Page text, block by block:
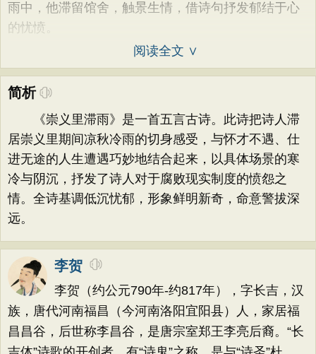
雨中，他滞留馆舍，触景生情，借诗句抒发郁结于心
的忧愤。
阅读全文 ∨
简析
《崇义里滞雨》是一首五言古诗。此诗把诗人滞
居崇义里期间凉秋冷雨的切身感受，与怀才不遇、仕
进无途的人生遭遇巧妙地结合起来，以具体场景的寒
冷与阴沉，抒发了诗人对于腐败现实制度的愤怨之
情。全诗基调低沉忧郁，形象鲜明新奇，命意警拔深
远。
李贺
李贺（约公元790年-约817年），字长吉，汉
族，唐代河南福昌（今河南洛阳宜阳县）人，家居福
昌昌谷，后世称李昌谷，是唐宗室郑王李亮后裔。“长